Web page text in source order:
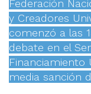
Federación
y Creadores
comenzó a las
debate en el
Financiamiento
media sanción